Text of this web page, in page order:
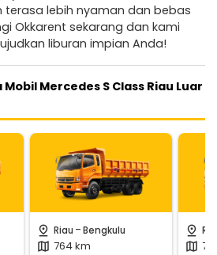
terasa lebih nyaman dan bebas
Okkarent sekarang dan kami
liburan impian Anda!
Mercedes S Class Riau Luar
pin_drop Riau -Bengkulu
map 764 km
pin_drop
map